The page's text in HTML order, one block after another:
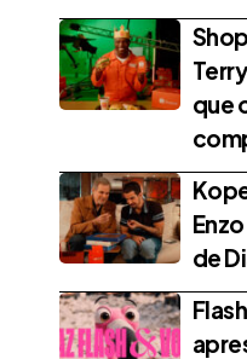
que
de